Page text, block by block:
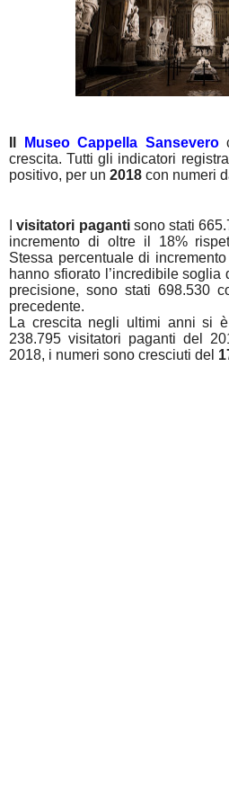
Museo Cappella Sansevero
crescita. Tutti gli indicatori
positivo, per un 2018 con numeri
Ivisitatori pagantisono stati
incremento di oltre il 18%
Stessa percentuale di
hanno sfiorato l’incredibile soglia
precisione, sono stati 698.530
precedente.
La crescita negli ultimi anni si
238.795 visitatori paganti del
2018, i numeri sono cresciuti del